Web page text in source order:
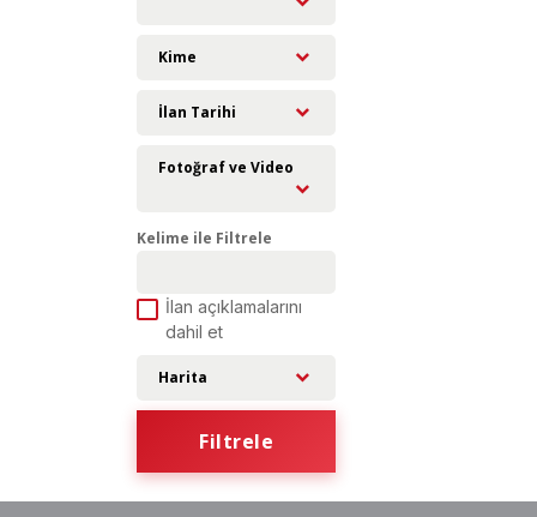
Kime
İlan Tarihi
Fotoğraf ve Video
Kelime ile Filtrele
İlan açıklamalarını
dahil et
Harita
Filtrele